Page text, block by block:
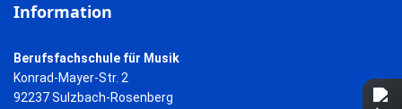
Information
Berufsfachschule für Musik
Konrad-Mayer-Str. 2
92237 Sulzbach-Rosenberg